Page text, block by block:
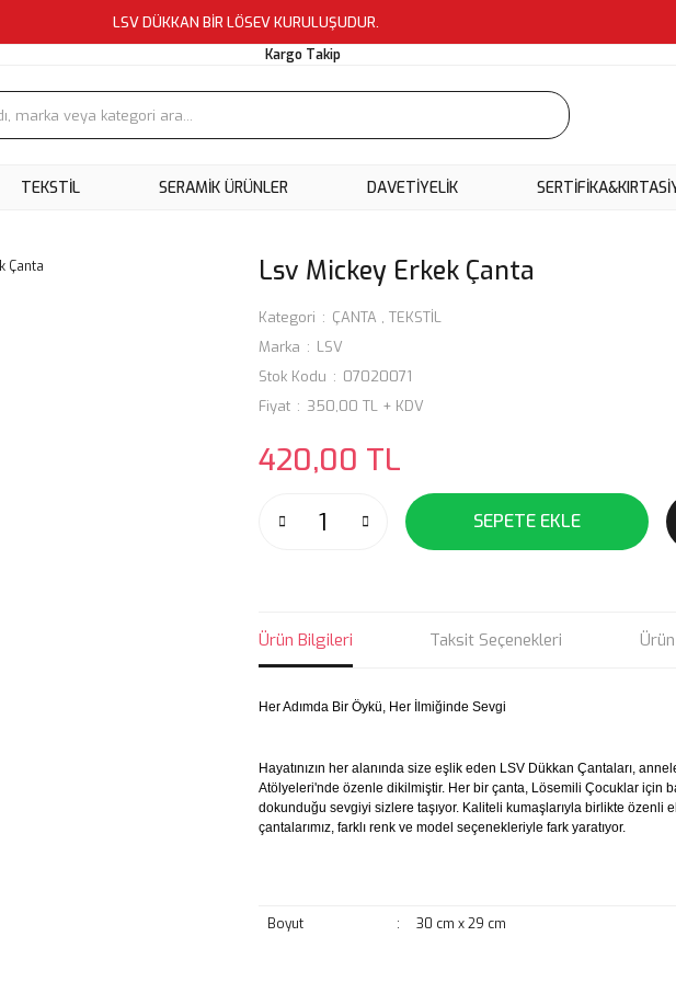
LSV DÜKKAN BİR LÖSEV KURULUŞUDUR.
Kargo Takip
TEKSTİL SERAMİK ÜRÜNLER DAVETİYELİK
Lsv Mickey Erkek Çanta
Kategori ÇANTA , TEKSTİL
Marka
LSV
Stok Kodu
07020071
Fiyat
350,00 TL + KDV
420,00 TL
SEPETE EKLE
Ürün Bilgileri Taksit Seçenekleri
Her Adımda Bir Öykü, Her İlmiğinde Sevgi
Hayatınızın her alanında size eşlik eden LSV Dükkan Çantaları,
Atölyeleri'nde özenle dikilmiştir. Her bir çanta, Lösemili Çocuklar için
dokunduğu sevgiyi sizlere taşıyor. Kaliteli kumaşlarıyla birlikte özenli
çantalarımız, farklı renk ve model seçenekleriyle fark yaratıyor.
Boyut : 30 cm x 29 cm